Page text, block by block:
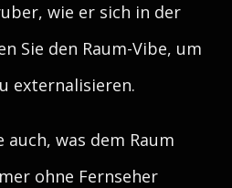
wie er sich in der
Sie den Raum-Vibe, um
externalisieren.
auch, was dem Raum
ohne Fernseher